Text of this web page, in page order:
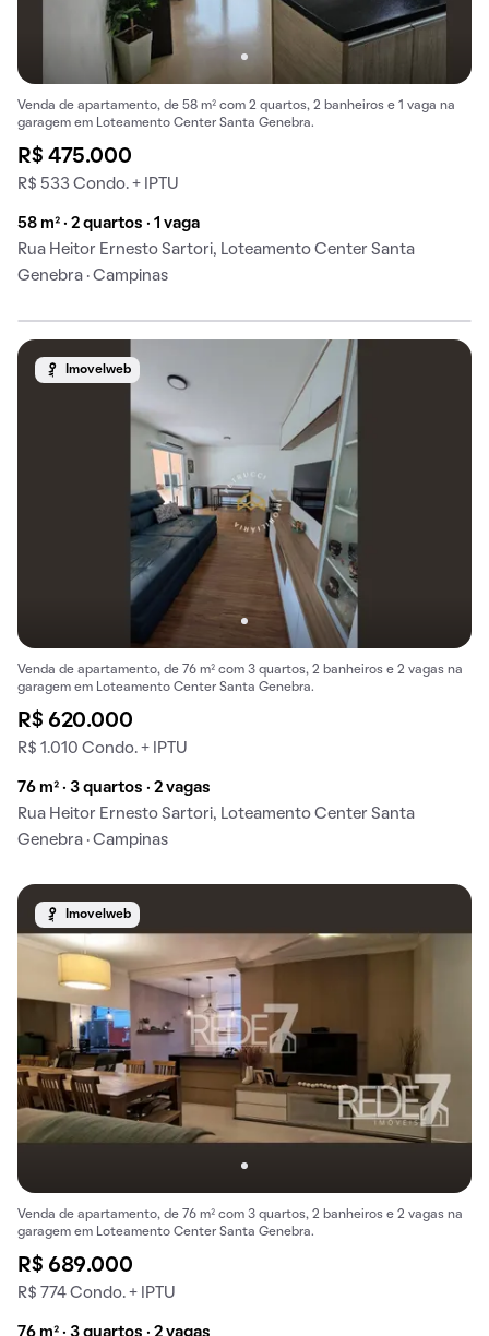
Venda de apartamento, de 58 m² com 2 quartos, 2 banheiros e 1 vaga na
garagem em Loteamento Center Santa Genebra.
R$ 475.000
R$ 533 Condo. + IPTU
58 m² · 2 quartos · 1 vaga
Rua Heitor Ernesto Sartori, Loteamento Center Santa
Genebra · Campinas
Imovelweb
Venda de apartamento, de 76 m² com 3 quartos, 2 banheiros e 2 vagas na
garagem em Loteamento Center Santa Genebra.
R$ 620.000
R$ 1.010 Condo. + IPTU
76 m² · 3 quartos · 2 vagas
Rua Heitor Ernesto Sartori, Loteamento Center Santa
Genebra · Campinas
Imovelweb
Venda de apartamento, de 76 m² com 3 quartos, 2 banheiros e 2 vagas na
garagem em Loteamento Center Santa Genebra.
R$ 689.000
R$ 774 Condo. + IPTU